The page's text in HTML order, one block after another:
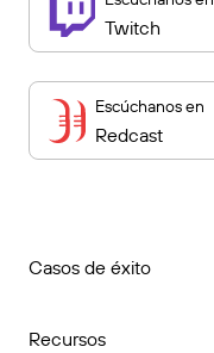
Twitch
Escúchanos en
Redcast
Casos de éxito
Recursos